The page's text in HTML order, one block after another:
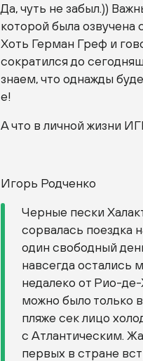
Да, чуть не забыл.))
которой была озвучена
Хоть Герман Греф и
сократился до
знаем, что однажды
е!
А что в личной жизни
Игорь Родченко
Черные пески
сорвалась поездка
один свободный
навсегда остались
недалеко от Рио-
можно было только
пляже сек лицо
с Атлантическим.
первых в стране